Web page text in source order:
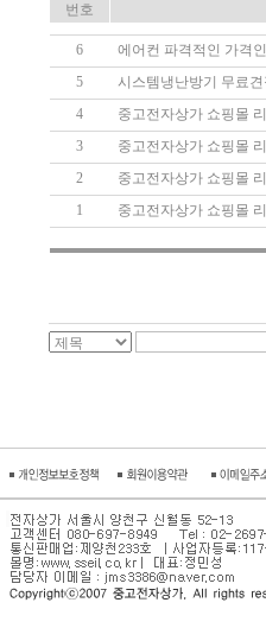
번호
6
에어컨 파격적인 가
5
시스템냉난방기 무료
4
중고전자상가 쇼핑몰
3
중고전자상가 쇼핑몰
2
중고전자상가 쇼핑몰
1
중고전자상가 쇼핑몰